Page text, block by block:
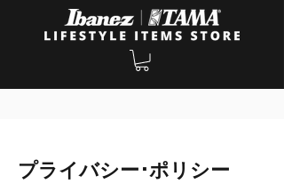
プライバシー･ポリシー